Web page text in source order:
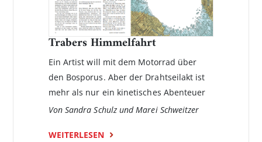
Trabers Himmelfahrt
Ein Artist will mit dem Motorrad über
den Bosporus. Aber der Drahtseilakt ist
mehr als nur ein kinetisches Abenteuer
Von Sandra Schulz und Marei Schweitzer
WEITERLESEN